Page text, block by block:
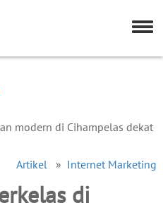
Artikel » Internet Marketing
di